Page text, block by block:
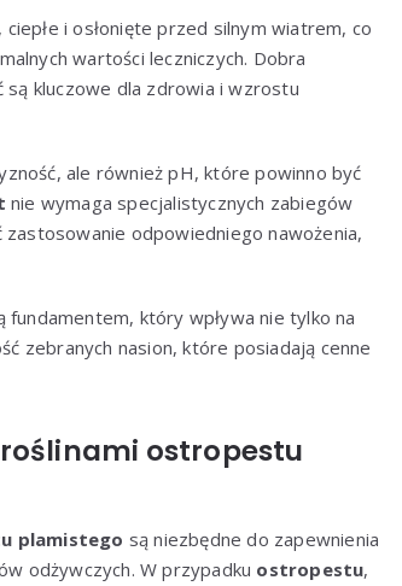
i osłonięte przed silnym wiatrem, co
wartości leczniczych. Dobra
są kluczowe dla zdrowia i wzrostu
ale również pH, które powinno być
nie wymaga specjalistycznych zabiegów
odpowiedniego nawożenia,
który wpływa nie tylko na
zebranych nasion, które posiadają cenne
ostropestu
plamistego są niezbędne do zapewnienia
odżywczych. W przypadku ostropestu,